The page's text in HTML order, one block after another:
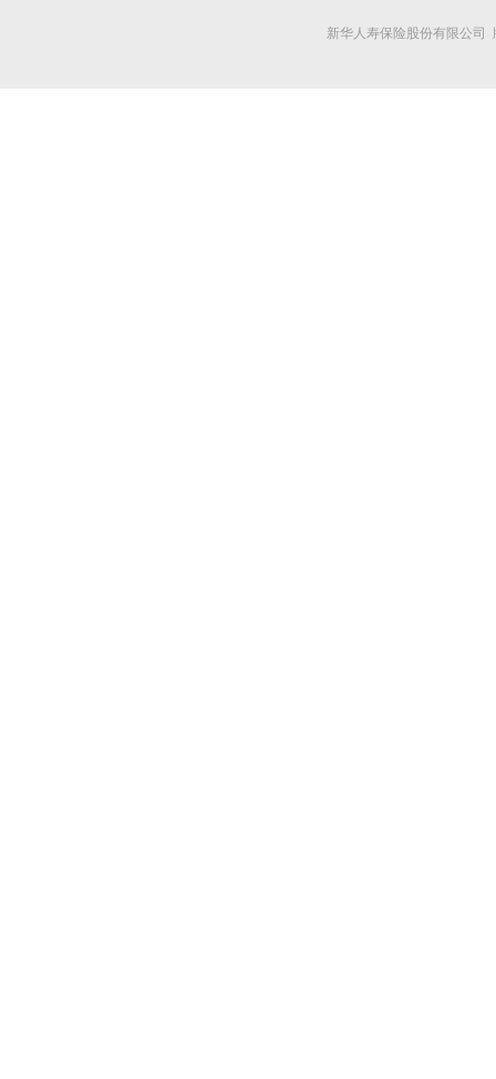
新华人寿保险股份有限公